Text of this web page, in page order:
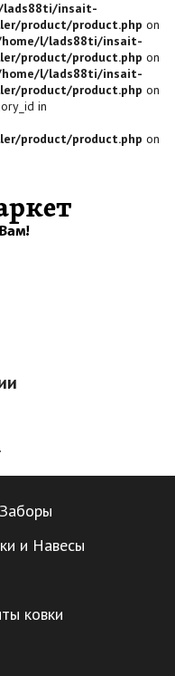
insait-
product/product.php on
l/lads88ti/insait-
product/product.php on
l/lads88ti/insait-
product/product.php on
in
product/product.php on
Заборы
и Навесы
ковки